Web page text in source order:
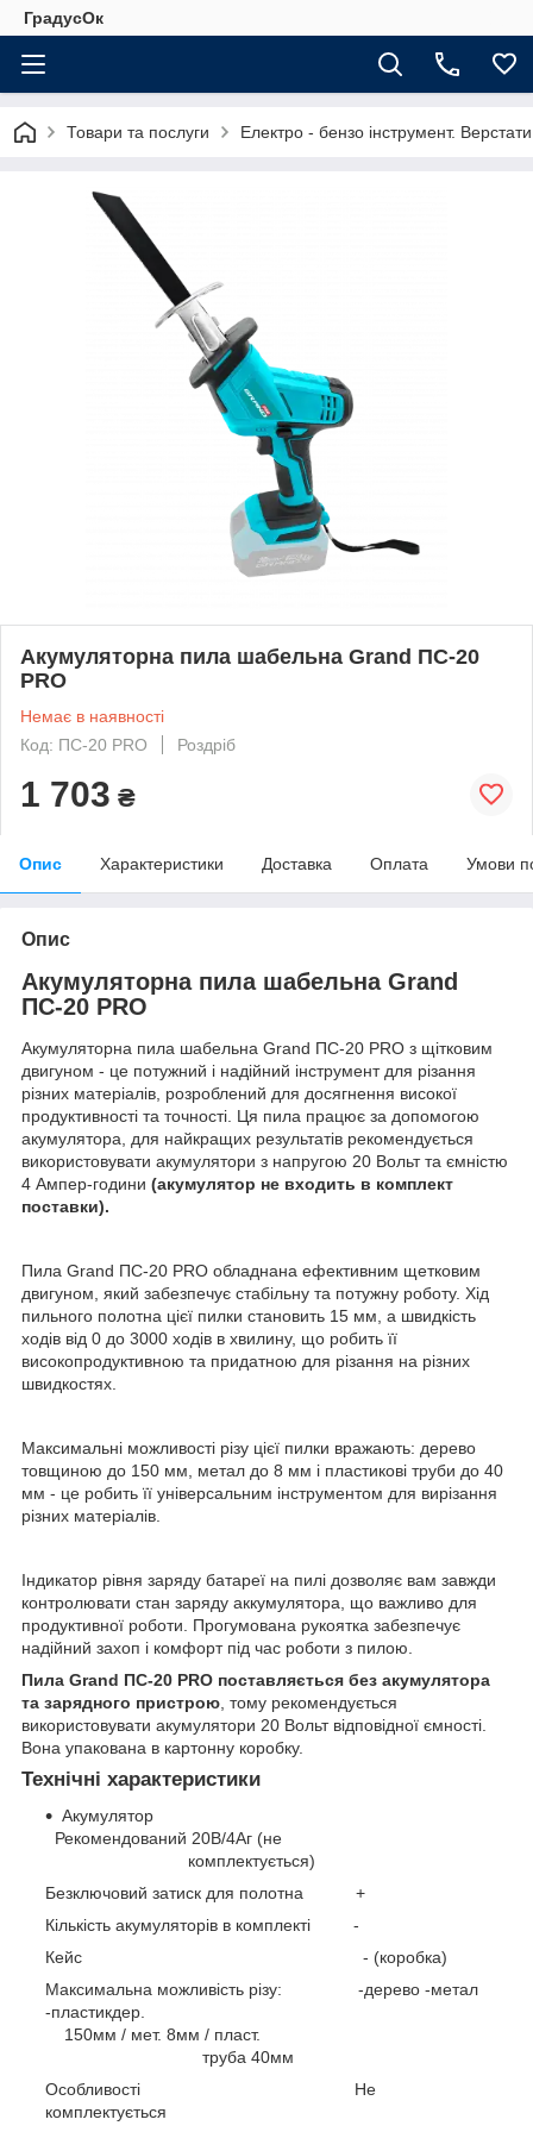
ГрадусОк
Товари та послуги Електро - бензо інструмент. Верстати
Акумуляторна пила шабельна Grand ПС-20
PRO
Немає в наявності
Код: ПС-20 PRO
Роздріб
1 703 ₴
Опис Характеристики Доставка Оплата Умови
Опис
Акумуляторна пила шабельна Grand
ПС-20 PRO
Акумуляторна пила шабельна Grand ПС-20 PRO з щітковим
двигуном - це потужний і надійний інструмент для різання
різних матеріалів, розроблений для досягнення високої
продуктивності та точності. Ця пила працює за допомогою
акумулятора, для найкращих результатів рекомендується
використовувати акумулятори з напругою 20 Вольт та ємністю
4 Ампер-години (акумулятор не входить в комплект
поставки).
Пила Grand ПС-20 PRO обладнана ефективним щетковим
двигуном, який забезпечує стабільну та потужну роботу. Хід
пильного полотна цієї пилки становить 15 мм, а швидкість
ходів від 0 до 3000 ходів в хвилину, що робить її
високопродуктивною та придатною для різання на різних
швидкостях.
Максимальні можливості різу цієї пилки вражають: дерево
товщиною до 150 мм, метал до 8 мм і пластикові труби до 40
мм - це робить її універсальним інструментом для вирізання
різних матеріалів.
Індикатор рівня заряду батареї на пилі дозволяє вам завжди
контролювати стан заряду аккумулятора, що важливо для
продуктивної роботи. Прогумована рукоятка забезпечує
надійний захоп і комфорт під час роботи з пилою.
Пила Grand ПС-20 PRO поставляється без акумулятора
та зарядного пристрою, тому рекомендується
використовувати акумулятори 20 Вольт відповідної ємності.
Вона упакована в картонну коробку.
Технічні характеристики
Акумулятор
Рекомендований 20В/4Аг (не
комплектується)
Безключовий затиск для полотна +
Кількість акумуляторів в комплекті -
Кейс - (коробка)
Максимальна можливість різу: -дерево -метал
-пластикдер.
150мм / мет. 8мм / пласт.
труба 40мм
Особливості Не
комплектується